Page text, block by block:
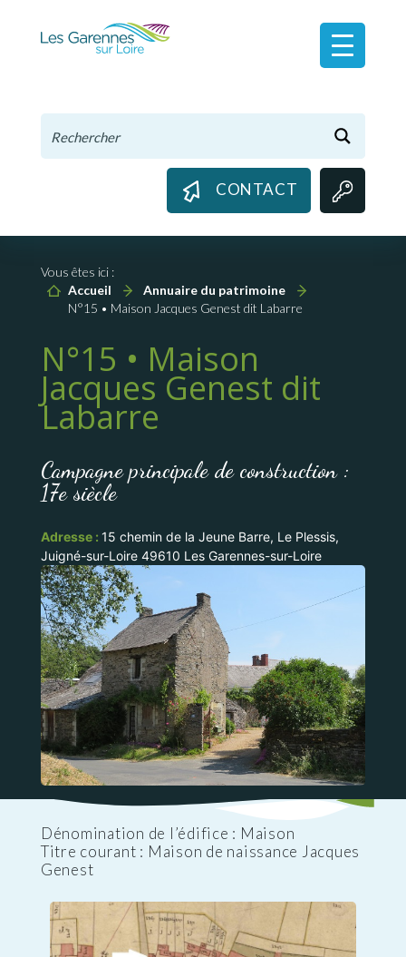
CONTACT
Vous êtes ici :
Accueil
Annuaire du patrimoine
N°15 • Maison Jacques Genest dit Labarre
N°15 • Maison
Jacques Genest dit
Labarre
Campagne principale de construction :
17e siècle
Adresse : 15 chemin de la Jeune Barre, Le Plessis,
Juigné-sur-Loire 49610 Les Garennes-sur-Loire
Dénomination de l’édifice : Maison
Titre courant : Maison de naissance Jacques
Genest